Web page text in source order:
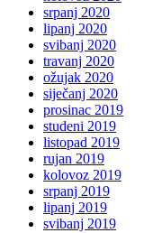
srpanj 2020
lipanj 2020
svibanj 2020
travanj 2020
ožujak 2020
siječanj 2020
prosinac 2019
studeni 2019
listopad 2019
rujan 2019
kolovoz 2019
srpanj 2019
lipanj 2019
svibanj 2019